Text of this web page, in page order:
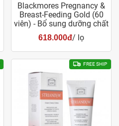
Blackmores Pregnancy &
Breast-Feeding Gold (60
viên) - Bổ sung dưỡng chất
cho bà bầu
618.000đ/ lọ
FREE SHIP